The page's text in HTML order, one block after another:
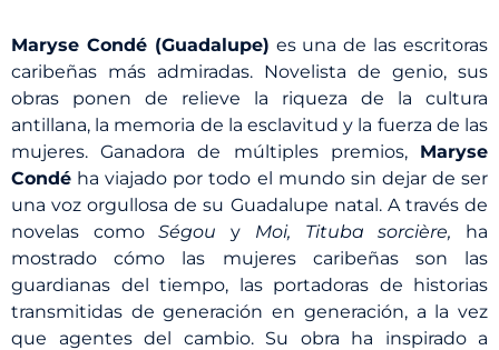
Maryse Condé (Guadalupe) es una de las escritoras
caribeñas más admiradas. Novelista de genio, sus
obras ponen de relieve la riqueza de la cultura
antillana, la memoria de la esclavitud y la fuerza de las
mujeres. Ganadora de múltiples premios, Maryse
Condé ha viajado por todo el mundo sin dejar de ser
una voz orgullosa de su Guadalupe natal. A través de
novelas comoSégou y Moi, Tituba sorcière, ha
mostrado cómo las mujeres caribeñas son las
guardianas del tiempo, las portadoras de historias
transmitidas de generación en generación, a la vez
que agentes del cambio. Su obra ha inspirado a